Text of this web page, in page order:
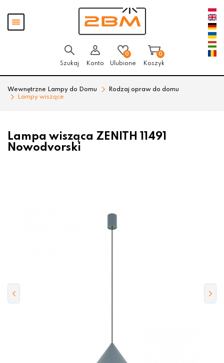
Pokaż
menu
Szukaj Konto
0
Ulubione
0
Koszyk
Wewnętrzne Lampy do Domu
Rodzaj opraw do domu
Lampy wiszące
Lampa wisząca ZENITH 11491
Nowodvorski